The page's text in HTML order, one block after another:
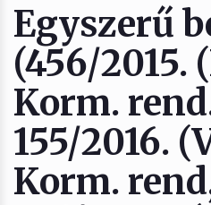
Egyszerű
(456/2015.
Korm.
155/2016.
Korm.